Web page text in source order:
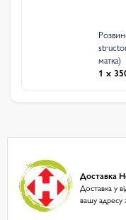
матка)
1 x
Доставка
Доставка у
вашу адресу